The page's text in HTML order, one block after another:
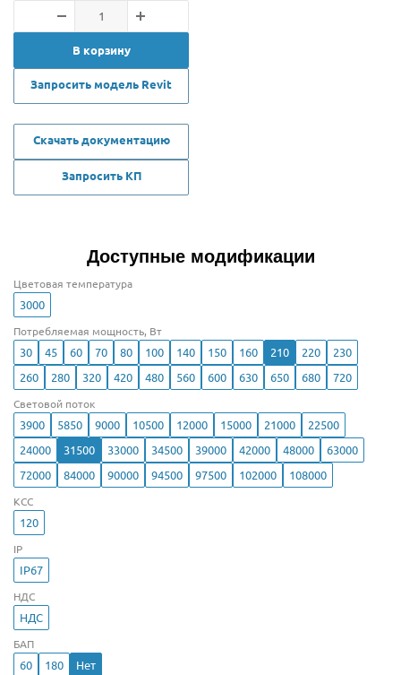
В корзину
Запросить модель Revit
Скачать документацию
Запросить КП
Доступные модификации
Цветовая температура
3000
Потребляемая мощность, Вт
30 45 60 70 80 100 140 150 160 210 220
230
260
280 320 420 480 560 600 630 650 680 720
Световой поток
3900 5850 9000 10500 12000 15000 21000
22500
24000
31500 33000 34500 39000 42000 48000
63000
72000
84000 90000 94500 97500 102000 108000
КСС
120
IP
IP67
НДС
НДС
БАП
60 180 Нет